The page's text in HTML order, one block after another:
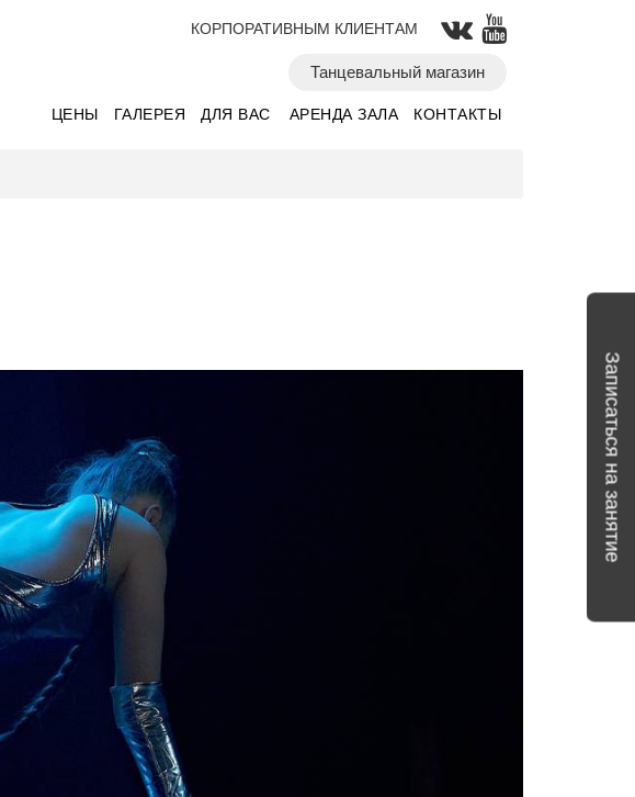
Танцевальный магазин
КОРПОРАТИВНЫМ КЛИЕНТАМ
ЦЕНЫ ГАЛЕРЕЯ ДЛЯ ВАС АРЕНДА ЗАЛА КОНТАКТЫ
Записаться на занятие